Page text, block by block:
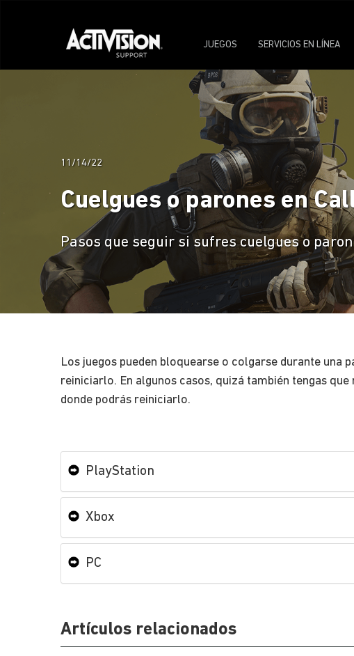
JUEGOS SERVICIOS EN LÍNEA
11/14/22
Cuelgues o parones en
Pasos que seguir si sufres cuelgues o
Los juegos pueden bloquearse o colgarse durante una
reiniciarlo. En algunos casos, quizá también tengas
donde podrás reiniciarlo.
PlayStation
Xbox
PC
Artículos relacionados